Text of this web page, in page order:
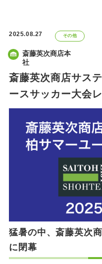
2025.08.27 その他
斎藤英次商店本
社
斎藤英次商店サス
ースサッカー大会
猛暑の中、斎藤英次
に閉幕